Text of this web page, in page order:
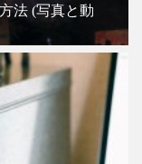
法 (写真と動